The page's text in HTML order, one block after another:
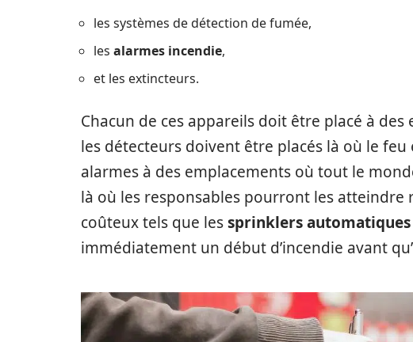
les systèmes de détection de fumée,
les alarmes incendie,
et les extincteurs.
Chacun de ces appareils doit être placé à
les détecteurs doivent être placés là où le feu
alarmes à des emplacements où tout le
là où les responsables pourront les atteindre
coûteux tels que lessprinklers automatiques
immédiatement un début d’incendie avant